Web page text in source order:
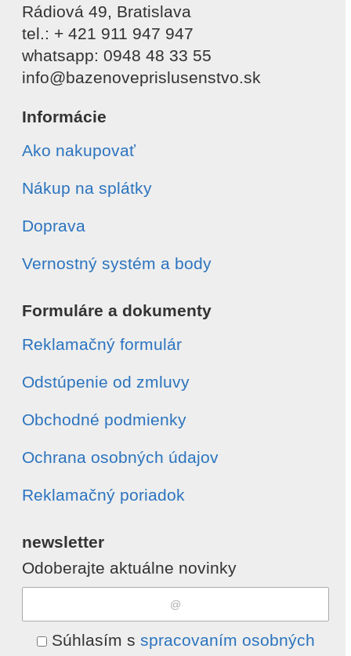
Rádiová 49, Bratislava
tel.: + 421 911 947 947
whatsapp: 0948 48 33 55
info@bazenoveprislusenstvo.sk
Informácie
Ako nakupovať
Nákup na splátky
Doprava
Vernostný systém a body
Formuláre a dokumenty
Reklamačný formulár
Odstúpenie od zmluvy
Obchodné podmienky
Ochrana osobných údajov
Reklamačný poriadok
newsletter
Odoberajte aktuálne novinky
Súhlasím s spracovaním osobných